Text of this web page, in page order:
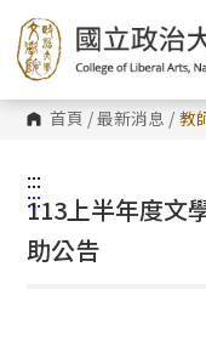
跳
到
主
要
內
容
區 首頁 /最新消息 / 教
:::
:::
113上半年度文
助公告